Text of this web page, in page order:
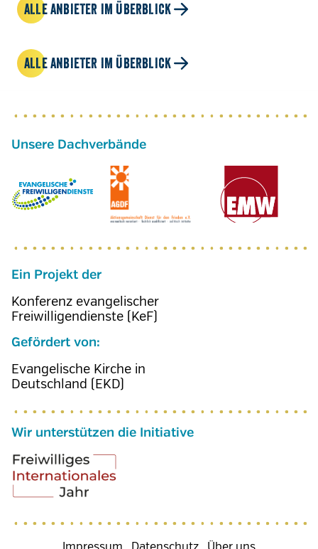
ALLE ANBIETER IM ÜBERBLICK
ALLE ANBIETER IM ÜBERBLICK
Ein Projekt der
Konferenz evangelischer
Freiwilligendienste (KeF)
Gefördert von:
Evangelische Kirche in
Deutschland (EKD)
Wir unterstützen die Initiative